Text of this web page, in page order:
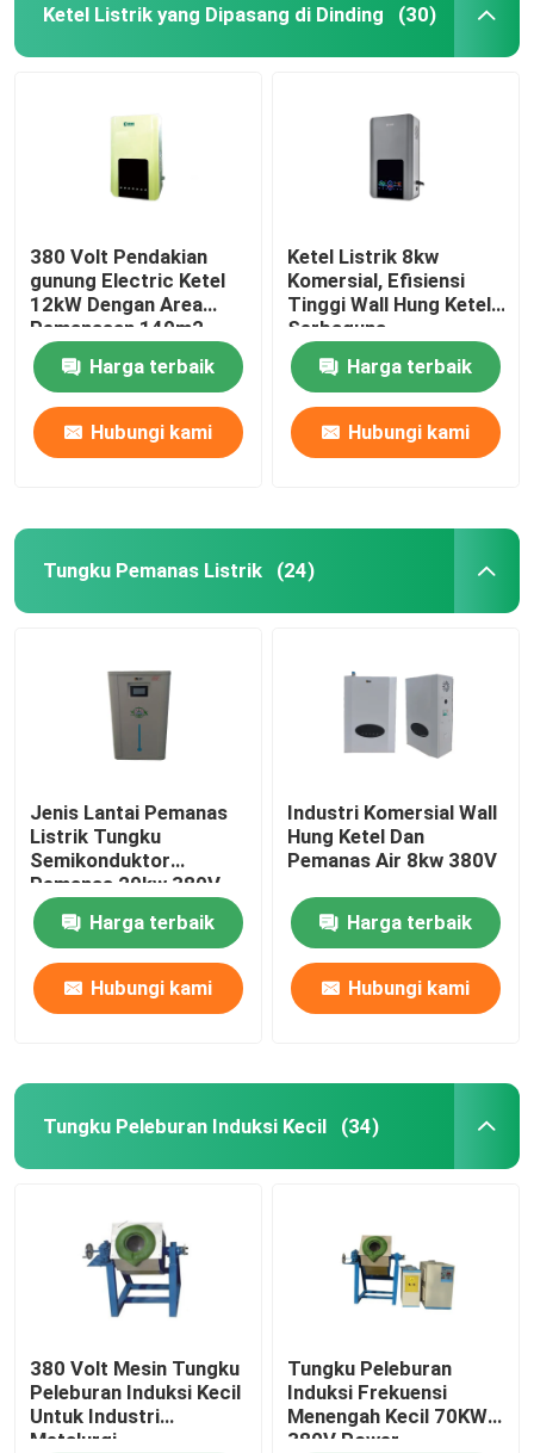
Ketel Listrik yang Dipasang di Dinding (30)
380 Volt Pendakian
gunung Electric Ketel
12kW Dengan Area
Pemanasan 140m2
Harga terbaik
Hubungi kami
Ketel Listrik 8kw
Komersial, Efisiensi
Tinggi Wall Hung Ketel
Serbaguna
Harga terbaik
Hubungi kami
Tungku Pemanas Listrik (24)
Jenis Lantai Pemanas
Listrik Tungku
Semikonduktor
Pemanas 20kw 380V
Harga terbaik
Hubungi kami
Industri Komersial Wall
Hung Ketel Dan
Pemanas Air 8kw 380V
Harga terbaik
Hubungi kami
Tungku Peleburan Induksi Kecil (34)
380 Volt Mesin Tungku
Peleburan Induksi Kecil
Untuk Industri
Metalurgi
Tungku Peleburan
Induksi Frekuensi
Menengah Kecil 70KW
380V Power